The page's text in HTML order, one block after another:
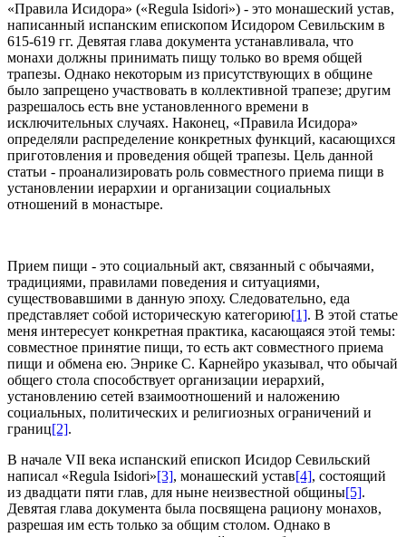
«Правила Исидора» («Regula Isidori») - это монашеский устав,
написанный испанским епископом Исидором Севильским в
615-619 гг. Девятая глава документа устанавливала, что
монахи должны принимать пищу только во время общей
трапезы. Однако некоторым из присутствующих в общине
было запрещено участвовать в коллективной трапезе; другим
разрешалось есть вне установленного времени в
исключительных случаях. Наконец, «Правила Исидора»
определяли распределение конкретных функций, касающихся
приготовления и проведения общей трапезы. Цель данной
статьи - проанализировать роль совместного приема пищи в
установлении иерархии и организации социальных
отношений в монастыре.
Прием пищи - это социальный акт, связанный с обычаями,
традициями, правилами поведения и ситуациями,
существовавшими в данную эпоху. Следовательно, еда
представляет собой историческую категорию[1]. В этой статье
меня интересует конкретная практика, касающаяся этой темы:
совместное принятие пищи, то есть акт совместного приема
пищи и обмена ею. Энрике С. Карнейро указывал, что обычай
общего стола способствует организации иерархий,
установлению сетей взаимоотношений и наложению
социальных, политических и религиозных ограничений и
границ[2].
В начале VII века испанский епископ Исидор Севильский
написал «Regula Isidori»[3], монашеский устав[4], состоящий
из двадцати пяти глав, для ныне неизвестной общины[5].
Девятая глава документа была посвящена рациону монахов,
разрешая им есть только за общим столом. Однако в